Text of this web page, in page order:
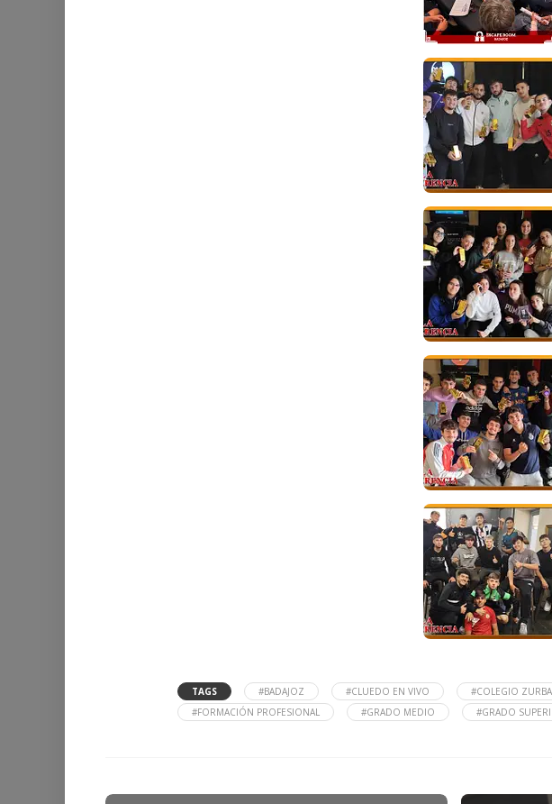
TAGS #BADAJOZ #CLUEDO EN VIVO #COLEGIO
#FORMACIÓN PROFESIONAL
#GRADO MEDIO #GRADO